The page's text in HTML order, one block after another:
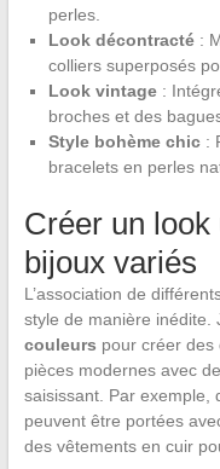
perles.
Look décontracté:
colliers superposés
Look vintage:
broches et des
Style bohème chic:
bracelets en perles
Créer un
bijoux variés
L’association de
style de manière inédite.
couleurs pour créer des
pièces modernes avec
saisissant. Par exemple,
peuvent être portées
des vêtements en cuir